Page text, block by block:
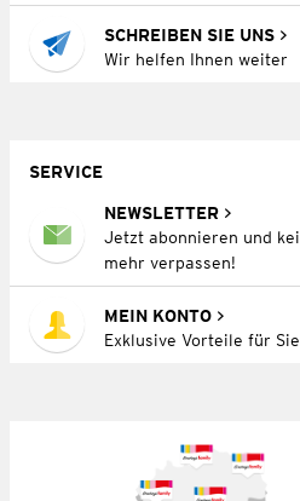
SCHREIBEN SIE UNS
Wir helfen Ihnen weiter
SERVICE
NEWSLETTER
Jetzt abonnieren und
mehr verpassen!
MEIN KONTO
Exklusive Vorteile für Sie